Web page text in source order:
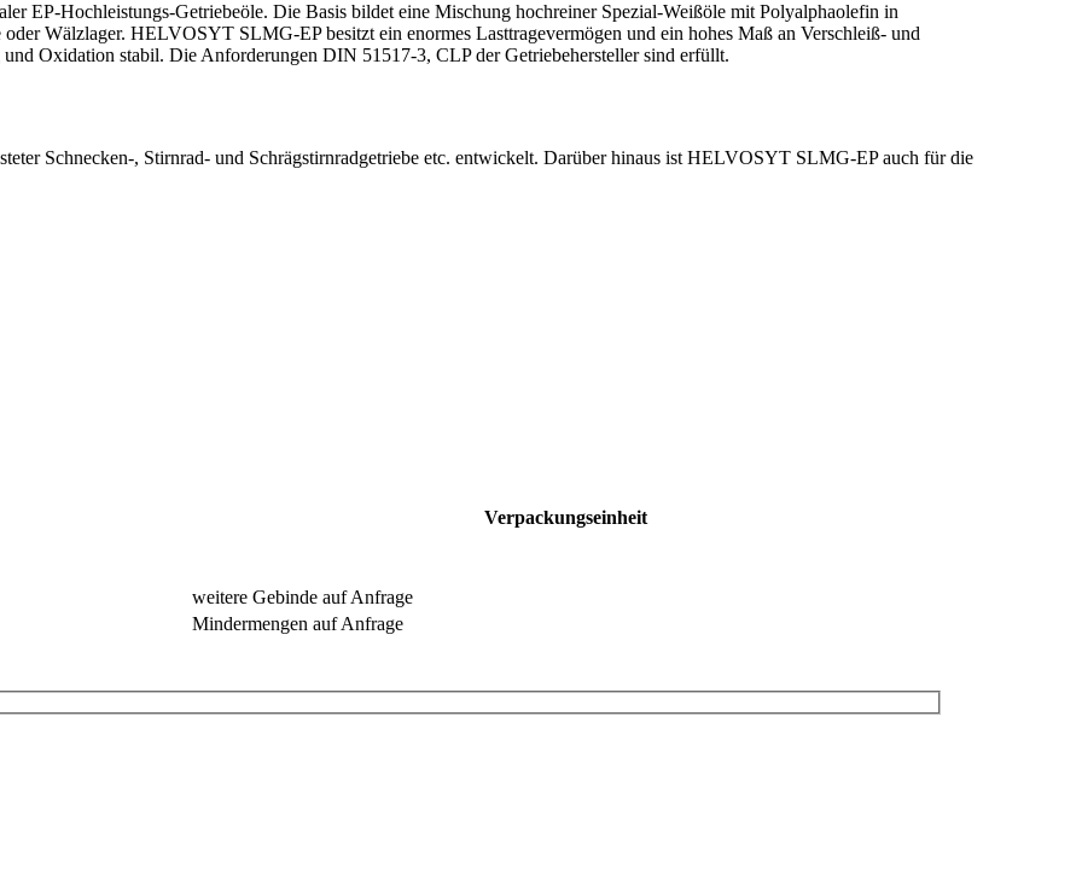
EP-Hochleistungs-Getriebeöle. Die Basis bildet eine Mischung hochreiner Spezial-Weißöle mit Polyalphaolefin in
Wälzlager. HELVOSYT SLMG-EP besitzt ein enormes Lasttragevermögen und ein hohes Maß an Verschleiß- und
Oxidation stabil. Die Anforderungen DIN 51517-3, CLP der Getriebehersteller sind erfüllt.
Schnecken-, Stirnrad- und Schrägstirnradgetriebe etc. entwickelt. Darüber hinaus ist HELVOSYT SLMG-EP auch für die
Verpackungseinheit
weitere Gebinde auf Anfrage
Mindermengen auf Anfrage